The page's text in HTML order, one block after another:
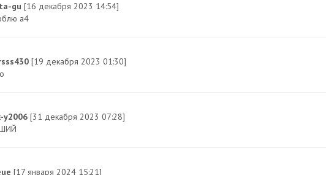
gu [16 декабря 2023 14:54]
a4
[19 декабря 2023 01:30]
y2006 [31 декабря 2023 07:28]
[17 января 2024 15:21]